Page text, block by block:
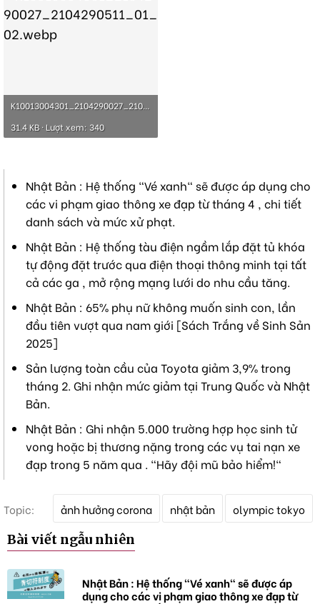
K10013004301_2104290027_2104290511_01_02.webp
31.4 KB · Lượt xem: 340
Nhật Bản : Hệ thống "Vé xanh" sẽ được áp dụng cho
các vi phạm giao thông xe đạp từ tháng 4 , chi tiết
danh sách và mức xử phạt.
Nhật Bản : Hệ thống tàu điện ngầm lắp đặt tủ khóa
tự động đặt trước qua điện thoại thông minh tại tất
cả các ga , mở rộng mạng lưới do nhu cầu tăng.
Nhật Bản : 65% phụ nữ không muốn sinh con, lần
đầu tiên vượt qua nam giới [Sách Trắng về Sinh Sản
2025]
Sản lượng toàn cầu của Toyota giảm 3,9% trong
tháng 2. Ghi nhận mức giảm tại Trung Quốc và Nhật
Bản.
Nhật Bản : Ghi nhận 5.000 trường hợp học sinh tử
vong hoặc bị thương nặng trong các vụ tai nạn xe
đạp trong 5 năm qua . "Hãy đội mũ bảo hiểm!"
Topic:
h
a
ảnh hưởng corona nhật bản olympic tokyo
Bài viết ngẫu nhiên
Nhật Bản : Hệ thống "Vé xanh" sẽ được áp
dụng cho các vi phạm giao thông xe đạp từ